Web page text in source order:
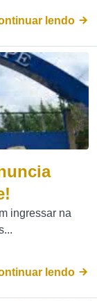
lendo
ingressar na
lendo